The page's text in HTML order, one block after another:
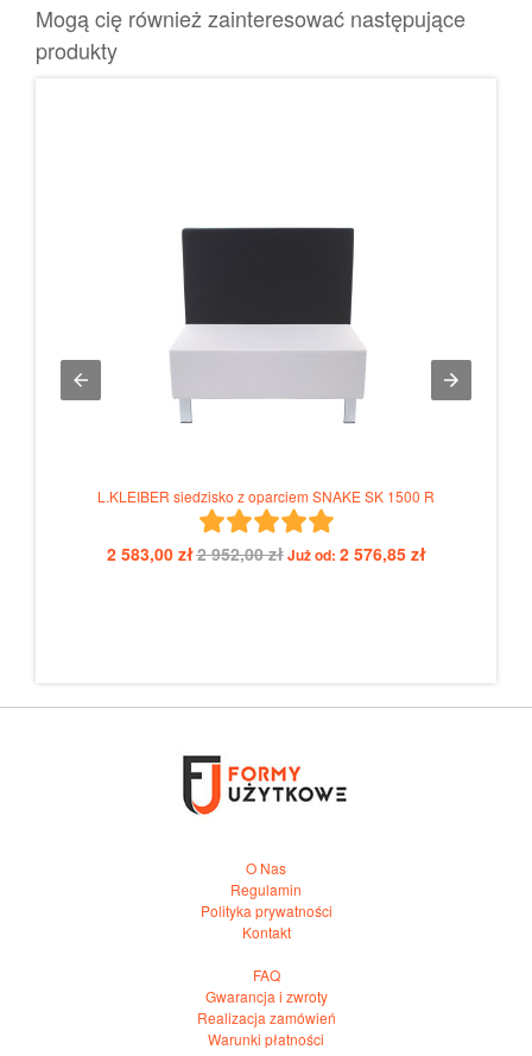
Mogą cię również zainteresować następujące
produkty
L.KLEIBER siedzisko z oparciem SNAKE SK 1500 R
2 583,00 zł2 952,00 złJuż od: 2 576,85 zł
O Nas
Regulamin
Polityka prywatności
Kontakt
FAQ
Gwarancja i zwroty
Realizacja zamówień
Warunki płatności